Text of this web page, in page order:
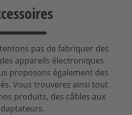
pas de fabriquer des
appareils électroniques
proposons également des
Vous trouverez ainsi tout
produits, des câbles aux